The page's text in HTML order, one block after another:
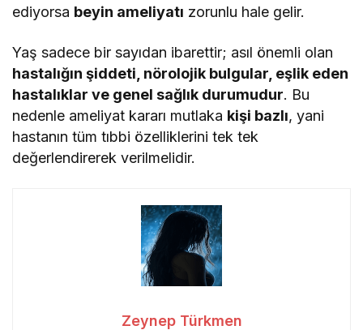
ediyorsa beyin ameliyatı zorunlu hale gelir.
Yaş sadece bir sayıdan ibarettir; asıl önemli olan
hastalığın şiddeti, nörolojik bulgular, eşlik eden
hastalıklar ve genel sağlık durumudur. Bu
nedenle ameliyat kararı mutlaka kişi bazlı, yani
hastanın tüm tıbbi özelliklerini tek tek
değerlendirerek verilmelidir.
Zeynep Türkmen